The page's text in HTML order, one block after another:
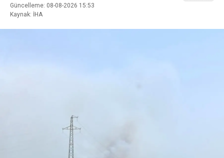
Güncelleme: 08-08-2026 15:53
Kaynak: İHA